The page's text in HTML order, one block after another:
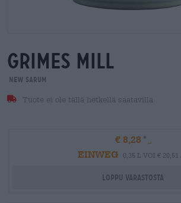
grimes mill
New Sarum
Tuote ei ole tällä hetkellä saatavilla
€ 8,28
EINWEG
0,35 L VOI € 20,51
Loppu varastosta